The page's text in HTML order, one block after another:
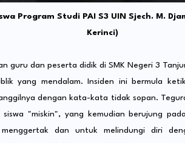
Program Studi PAI S3 UIN Sjech. M.
Kerinci)
guru dan peserta didik di SMK Negeri 3
yang mendalam. Insiden ini bermula
dengan kata-kata tidak sopan.
"miskin", yang kemudian berujung
dan untuk melindungi diri